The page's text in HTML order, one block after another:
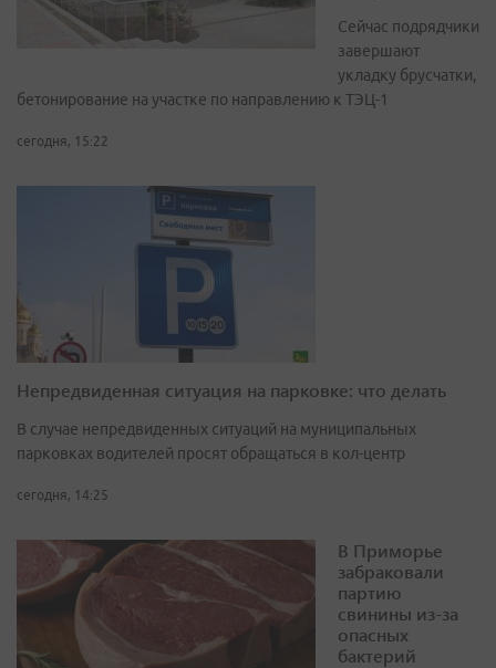
Сейчас подрядчики
завершают
укладку брусчатки,
бетонирование на участке по направлению к ТЭЦ-1
сегодня, 15:22
Непредвиденная ситуация на парковке: что делать
В случае непредвиденных ситуаций на муниципальных
парковках водителей просят обращаться в кол-центр
сегодня, 14:25
В Приморье
забраковали
партию
свинины из-за
опасных
бактерий